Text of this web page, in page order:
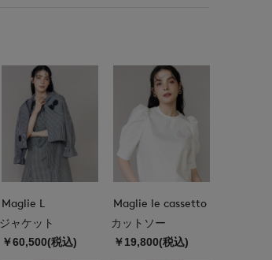
Maglie L
ジャケット
￥60,500(税込)
Maglie le cassetto
カットソー
￥19,800(税込)